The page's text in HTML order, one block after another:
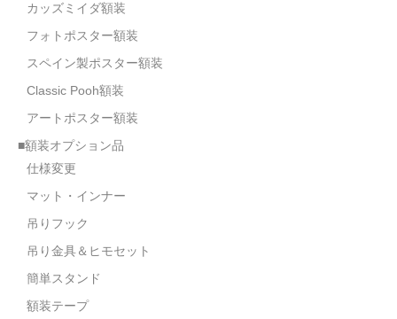
カッズミイダ額装
フォトポスター額装
スペイン製ポスター額装
Classic Pooh額装
アートポスター額装
■額装オプション品
仕様変更
マット・インナー
吊りフック
吊り金具＆ヒモセット
簡単スタンド
額装テープ